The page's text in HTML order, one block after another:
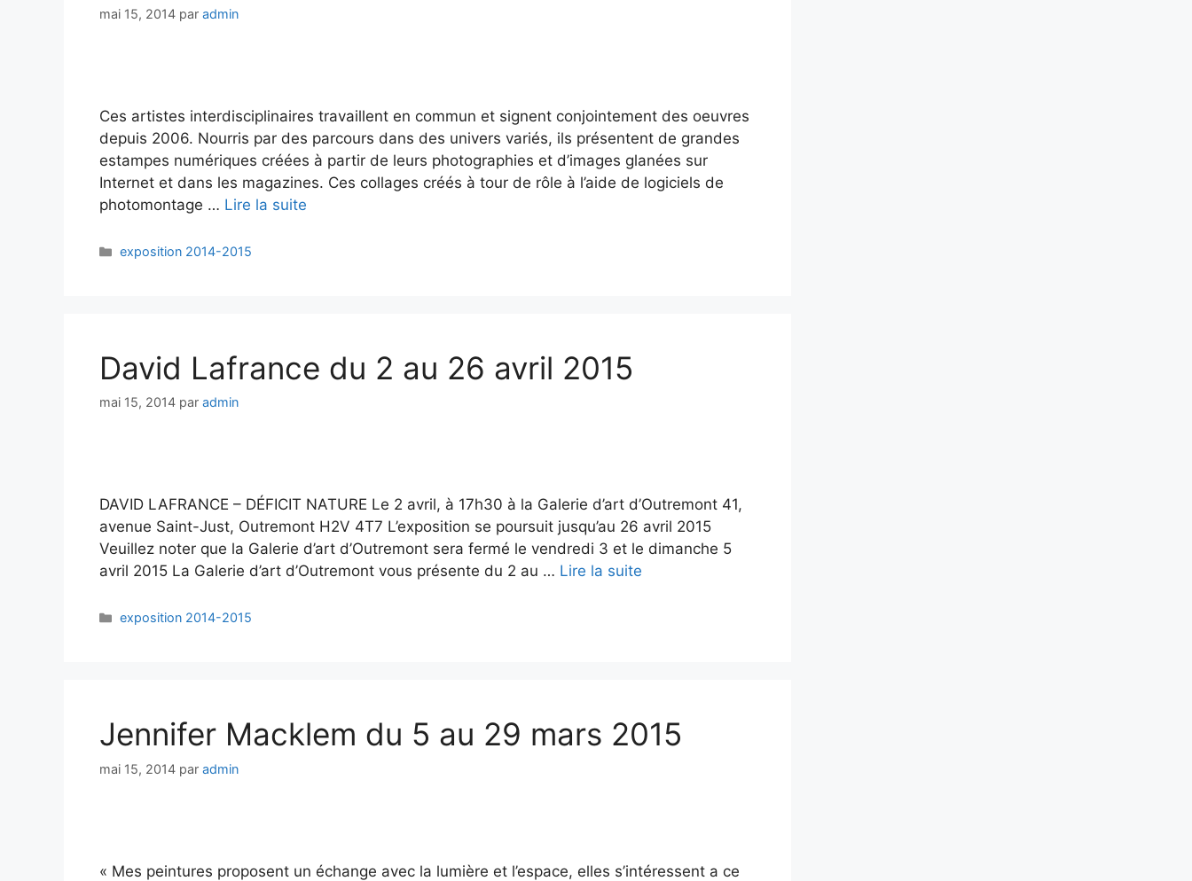
mai 15, 2014 par admin
Ces artistes interdisciplinaires travaillent en commun et signent conjointement des oeuvres
depuis 2006. Nourris par des parcours dans des univers variés, ils présentent de grandes
estampes numériques créées à partir de leurs photographies et d’images glanées sur
Internet et dans les magazines. Ces collages créés à tour de rôle à l’aide de logiciels de
photomontage … Lire la suite
exposition 2014-2015
David Lafrance du 2 au 26 avril 2015
mai 15, 2014 par admin
DAVID LAFRANCE – DÉFICIT NATURE Le 2 avril, à 17h30 à la Galerie d’art d’Outremont 41,
avenue Saint-Just, Outremont H2V 4T7 L’exposition se poursuit jusqu’au 26 avril 2015
Veuillez noter que la Galerie d’art d’Outremont sera fermé le vendredi 3 et le dimanche 5
avril 2015 La Galerie d’art d’Outremont vous présente du 2 au … Lire la suite
exposition 2014-2015
Jennifer Macklem du 5 au 29 mars 2015
mai 15, 2014 par admin
« Mes peintures proposent un échange avec ​​la lumière et l’espace, elles s’intéressent a ce